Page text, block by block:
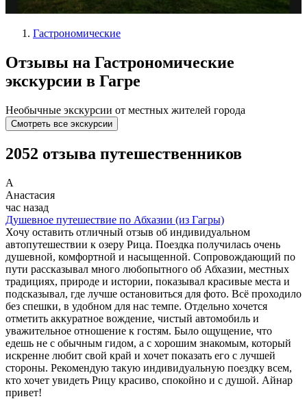
Гастрономические
Отзывы на Гастрономические
экскурсии в Гагре
Необычные экскурсии от местных жителей города
Смотреть все экскурсии
2052 отзыва путешественников
А
Анастасия
час назад
Душевное путешествие по Абхазии (из Гагры)
Хочу оставить отличный отзыв об индивидуальном
автопутешествии к озеру Рица. Поездка получилась очень
душевной, комфортной и насыщенной. Сопровождающий по
пути рассказывал много любопытного об Абхазии, местных
традициях, природе и истории, показывал красивые места и
подсказывал, где лучше остановиться для фото. Всё проходило
без спешки, в удобном для нас темпе. Отдельно хочется
отметить аккуратное вождение, чистый автомобиль и
уважительное отношение к гостям. Было ощущение, что
едешь не с обычным гидом, а с хорошим знакомым, который
искренне любит свой край и хочет показать его с лучшей
стороны. Рекомендую такую индивидуальную поездку всем,
кто хочет увидеть Рицу красиво, спокойно и с душой. Айнар
привет!